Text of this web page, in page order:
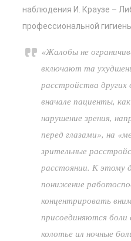
наблюдения И. Краузе –
профессиональной
«Жалобы не
включают та
расстройства других
вначале пациенты,
нарушение зрения,
перед глазами», на
зрительные
расстоянии. К этому
понижение
концентрировать
присоединяются боли
колотье ил ночные